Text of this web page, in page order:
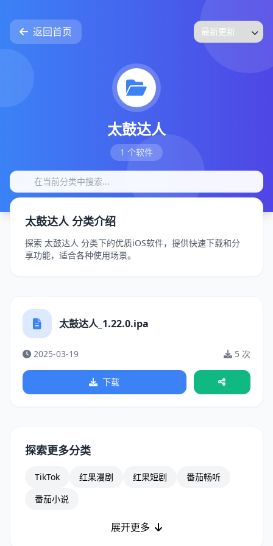
返回首页
太鼓达人
1 个软件
太鼓达人 分类介绍
探索 太鼓达人 分类下的优质iOS软件，提供快速下载和分
享功能，适合各种使用场景。
太鼓达人_1.22.0.ipa
2025-03-19 5 次
下载
探索更多分类
TikTok 红果漫剧 红果短剧
番茄畅听
番茄小说
展开更多